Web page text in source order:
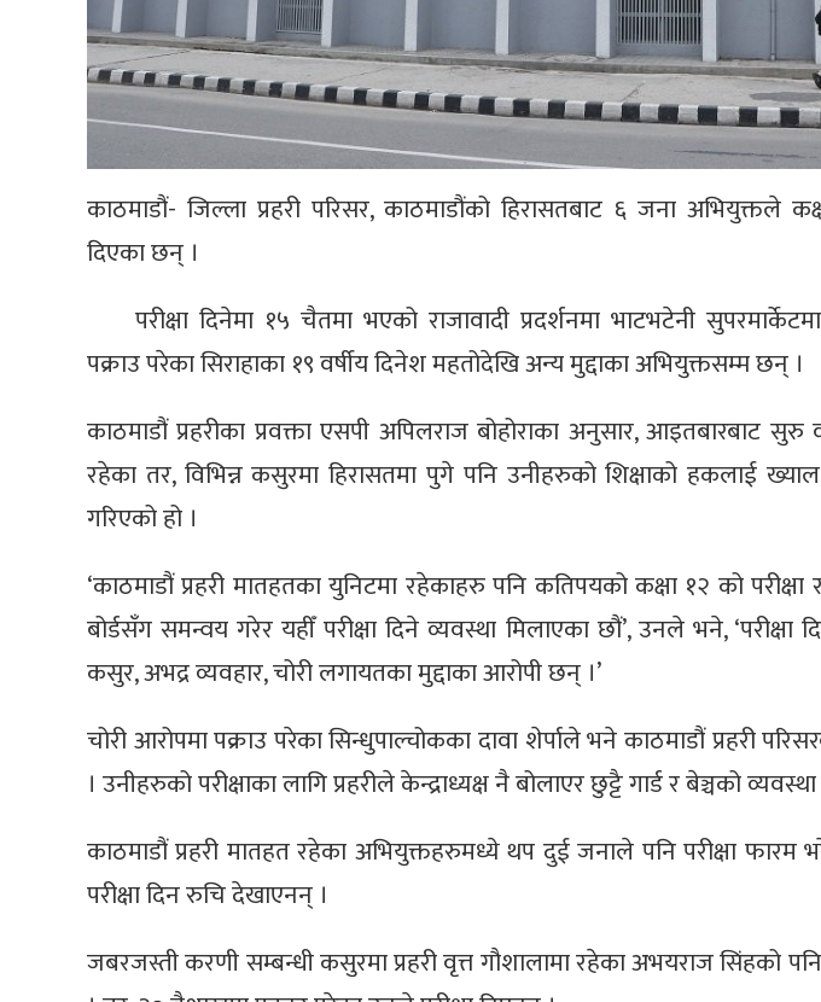
काठमाडौं- जिल्ला प्रहरी परिसर, काठमाडौंको हिरासतबाट ६ जना अभियुक्तले
दिएका छन् ।
परीक्षा दिनेमा १५ चैतमा भएको राजावादी प्रदर्शनमा भाटभटेनी
पक्राउ परेका सिराहाका १९ वर्षीय दिनेश महतोदेखि अन्य मुद्दाका अभियुक्तसम्म छन् ।
काठमाडौं प्रहरीका प्रवक्ता एसपी अपिलराज बोहोराका अनुसार, आइतबारबाट सुरु
रहेका तर, विभिन्न कसुरमा हिरासतमा पुगे पनि उनीहरुको शिक्षाको हकलाई ख्याल
गरिएको हो ।
‘काठमाडौं प्रहरी मातहतका युनिटमा रहेकाहरु पनि कतिपयको कक्षा १२ को परीक्षा
बोर्डसँग समन्वय गरेर यहीँ परीक्षा दिने व्यवस्था मिलाएका छौं’, उनले भने, ‘परीक्षा
कसुर, अभद्र व्यवहार, चोरी लगायतका मुद्दाका आरोपी छन् ।’
चोरी आरोपमा पक्राउ परेका सिन्धुपाल्चोकका दावा शेर्पाले भने काठमाडौं प्रहरी
। उनीहरुको परीक्षाका लागि प्रहरीले केन्द्राध्यक्ष नै बोलाएर छुट्टै गार्ड र बेञ्चको
काठमाडौं प्रहरी मातहत रहेका अभियुक्तहरुमध्ये थप दुई जनाले पनि परीक्षा फारम
परीक्षा दिन रुचि देखाएनन् ।
जबरजस्ती करणी सम्बन्धी कसुरमा प्रहरी वृत्त गौशालामा रहेका अभयराज सिंहको पनि